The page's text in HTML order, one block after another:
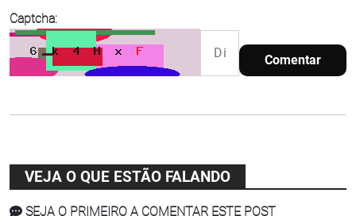
Captcha:
Comentar
VEJA O QUE ESTÃO FALANDO
SEJA O PRIMEIRO A COMENTAR ESTE POST